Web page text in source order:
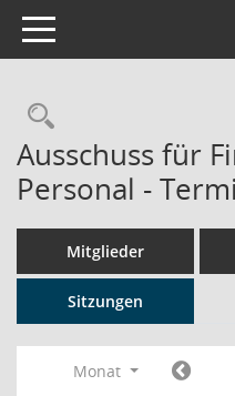
Toggle navigation
Ausschuss für
Personal -
Mitglieder
Sitzungen
Monat